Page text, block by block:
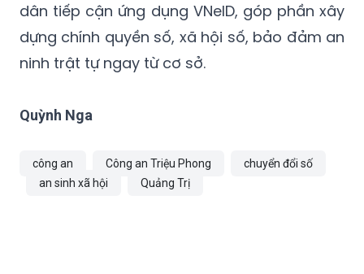
dân tiếp cận ứng dụng VNeID, góp phần xây
dựng chính quyền số, xã hội số, bảo đảm an
ninh trật tự ngay từ cơ sở.
Quỳnh Nga
công an Công an Triệu Phong
chuyển đổi số
an sinh xã hội
Quảng Trị